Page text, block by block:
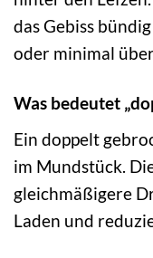
das Gebiss
oder minimal
Was bedeutet
Ein doppelt
im Mundstück.
gleichmäßigere
Laden und